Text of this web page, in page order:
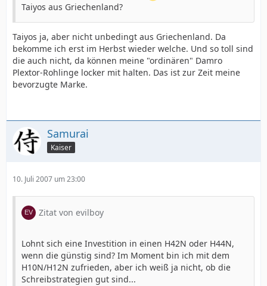
Taiyos aus Griechenland?
Taiyos ja, aber nicht unbedingt aus Griechenland. Da
bekomme ich erst im Herbst wieder welche. Und so toll sind
die auch nicht, da können meine "ordinären" Damro
Plextor-Rohlinge locker mit halten. Das ist zur Zeit meine
bevorzugte Marke.
Samurai
Kaiser
10. Juli 2007 um 23:00
Zitat von evilboy
Lohnt sich eine Investition in einen H42N oder H44N,
wenn die günstig sind? Im Moment bin ich mit dem
H10N/H12N zufrieden, aber ich weiß ja nicht, ob die
Schreibstrategien gut sind...